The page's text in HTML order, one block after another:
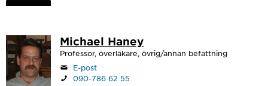
Michael Haney
Professor, överläkare, övrig/annan befattning
E-post
090-786 62 55